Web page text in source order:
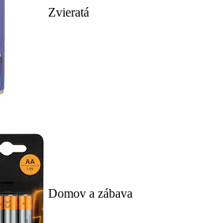
Zvieratá
Domov a zábava